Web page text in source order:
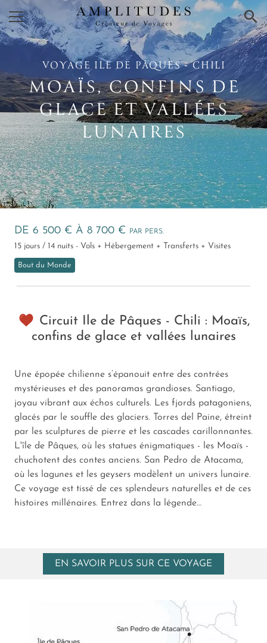
×
VOYAGE ILE DE PÂQUES ‑ CHILI
MOAÏS, CONFINS DE
GLACE ET VALLÉES
LUNAIRES
DE 6 500 € À 8 700 € PAR PERS.
15 jours / 14 nuits - Vols + Hébergement + Transferts + Visites
Bout du Monde
Circuit Ile de Pâques - Chili : Moaïs,
confins de glace et vallées lunaires
Une épopée chilienne s’épanouit entre des contrées
mystérieuses et des panoramas grandioses. Santiago,
joyau vibrant aux échos culturels. Les fjords patagoniens,
glacés par le souffle des glaciers. Torres del Paine, étreint
par les sculptures de pierre et les cascades carillonnantes.
L'île de Pâques, où les statues énigmatiques - les Moaïs -
chuchotent des contes anciens. San Pedro de Atacama,
où les lagunes et les geysers modèlent un univers lunaire.
Ce voyage est tissé de ces splendeurs naturelles et de ces
histoires millénaires. Entrez dans la légende…
EN SAVOIR PLUS SUR CE VOYAGE